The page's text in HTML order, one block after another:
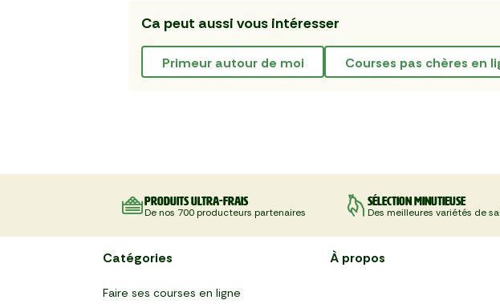
Plat 30 min
La Salade de gnocchi, mozzarella
et serrano
Plat 20 min
La Pinsa Burrata Pesto
Plat 15 min
Le Carpaccio de Boeuf
Plat 55 min
La Kafta sauce tahini 🇯🇴
Plat 28 min
La Salade de chou rouge thaï au
poulet
Plat 20 min
Le Club sandwich
Plat 20 min
Le Taboulé végétal
Plat 25 min
La Salade de haricots verts
Plat 25 min
La Tarte Fraîche au Thon
Plat 30 min
Le Poke bowl au saumon et
légumes croquants 🇺🇸
Ca peut aussi vous intéresser
primeur autour de moi courses pas chères en
Produits ultra-frais
De nos 700 producteurs partenaires
Sélection minutieuse
Des meilleures variétés de
Catégories
Faire ses courses en ligne
À propos